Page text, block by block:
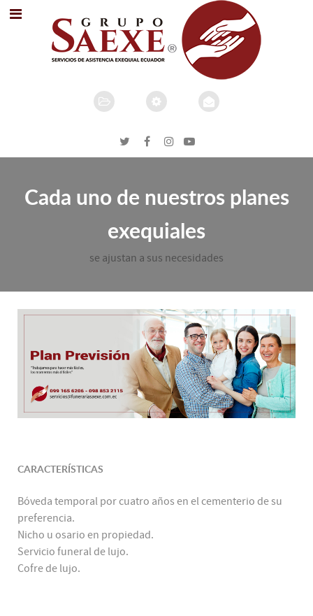
Cada uno de nuestros planes
exequiales
se ajustan a sus necesidades
CARACTERÍSTICAS
Bóveda temporal por cuatro años en el cementerio de su
preferencia.
Nicho u osario en propiedad.
Servicio funeral de lujo.
Cofre de lujo.